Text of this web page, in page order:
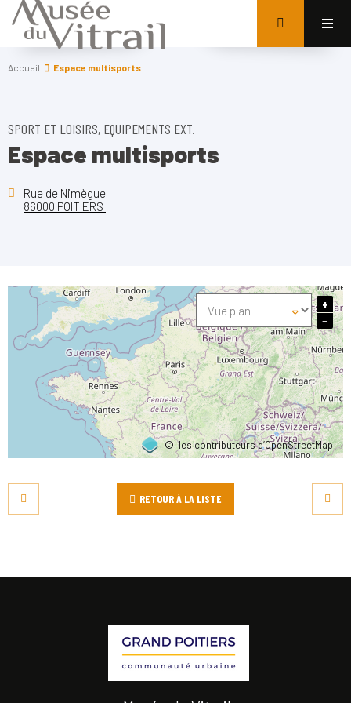
Accueil Espace multisports
SPORT ET LOISIRS, EQUIPEMENTS EXT.
Espace multisports
Rue de Nimègue
86000 POITIERS
©les contributeurs d’OpenStreetMap
+
−
RETOUR À LA LISTE